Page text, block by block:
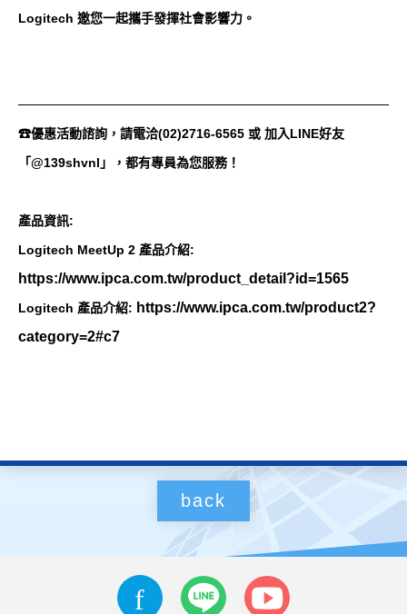
Logitech 邀您一起攜手發揮社會影響力。
☎優惠活動諮詢，請電洽(02)2716-6565 或 加入LINE好友
「@139shvnl」，都有專員為您服務！
產品資訊:
Logitech MeetUp 2 產品介紹:
https://www.ipca.com.tw/product_detail?id=1565
Logitech 產品介紹: https://www.ipca.com.tw/product2?
category=2#c7
back